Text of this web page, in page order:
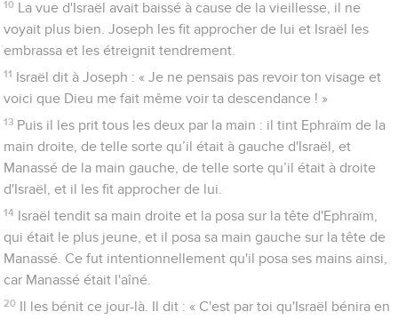
10
La vue d'Israël avait baissé à cause de la vieillesse, il ne
voyait plus bien. Joseph les fit approcher de lui et Israël les
embrassa et les étreignit tendrement.
11
Israël dit à Joseph : « Je ne pensais pas revoir ton visage et
voici que Dieu me fait même voir ta descendance ! »
13 Puis il les prit tous les deux par la main : il tint Ephraïm de la
main droite, de telle sorte qu’il était à gauche d'Israël, et
Manassé de la main gauche, de telle sorte qu’il était à droite
d'Israël, et il les fit approcher de lui.
14
Israël tendit sa main droite et la posa sur la tête d'Ephraïm,
qui était le plus jeune, et il posa sa main gauche sur la tête de
Manassé. Ce fut intentionnellement qu'il posa ses mains ainsi,
car Manassé était l'aîné.
20
Il les bénit ce jour-là. Il dit : « C'est par toi qu'Israël bénira en